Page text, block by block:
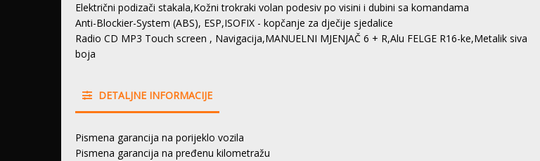
Električni podizači stakala,Kožni trokraki volan podesiv po visini i dubini sa komandama
Anti-Blockier-System (ABS), ESP,ISOFIX - kopčanje za dječije sjedalice
Radio CD MP3 Touch screen , Navigacija,MANUELNI MJENJAČ 6 + R,Alu FELGE R16-ke,Metalik siva
boja
DETALJNE INFORMACIJE
Pismena garancija na porijeklo vozila
Pismena garancija na pređenu kilometražu